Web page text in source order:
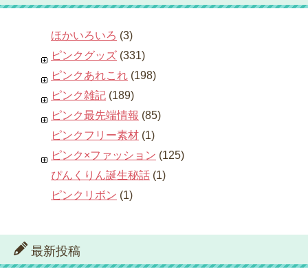
ほかいろいろ (3)
ピンクグッズ (331)
ピンクあれこれ (198)
ピンク雑記 (189)
ピンク最先端情報 (85)
ピンクフリー素材 (1)
ピンク×ファッション (125)
ぴんくりん誕生秘話 (1)
ピンクリボン (1)
最新投稿